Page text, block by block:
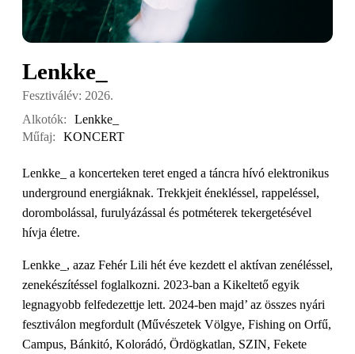
Lenkke_
Fesztiválév: 2026.
Alkotók:
Lenkke_
Műfaj:
KONCERT
Lenkke_ a koncerteken teret enged a táncra hívó elektronikus
underground energiáknak. Trekkjeit énekléssel, rappeléssel,
dorombolással, furulyázással és potméterek tekergetésével
hívja életre.
Lenkke_, azaz Fehér Lili hét éve kezdett el aktívan zenéléssel,
zenekészítéssel foglalkozni. 2023-ban a Kikeltető egyik
legnagyobb felfedezettje lett. 2024-ben majd’ az összes nyári
fesztiválon megfordult (Művészetek Völgye, Fishing on Orfű,
Campus, Bánkitó, Kolorádó, Ördögkatlan, SZIN, Fekete